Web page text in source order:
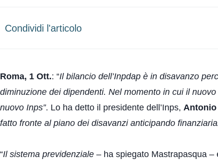
Condividi l'articolo
Roma, 1 Ott.: “Il bilancio dell’Inpdap è in disavanzo
diminuzione dei dipendenti. Nel momento in cui il
nuovo Inps”. Lo ha detto il presidente dell’Inps, Antonio
fatto fronte al piano dei disavanzi anticipando
“Il sistema previdenziale – ha spiegato Mastrapasqua –